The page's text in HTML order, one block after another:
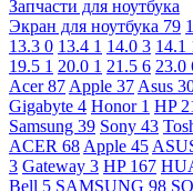
Запчасти для ноутбука
Экран для ноутбука 79
13.3 0 13.4 1 14.0 3 14.1
19.5 1 20.0 1 21.5 6 23.0
Acer87 Apple 37 Asus
Gigabyte 4 Honor 1 HP
Samsung 39 Sony 43
ACER 68 Apple 45
3 Gateway 3 HP 167
Bell 5 SAMSUNG 98